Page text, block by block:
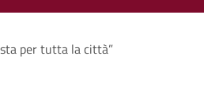
per tutta la città”